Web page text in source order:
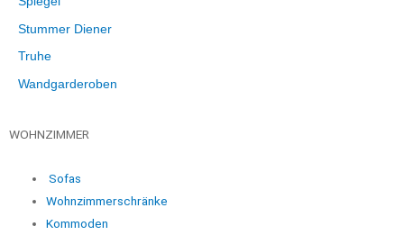
Stummer Diener
Truhe
Wandgarderoben
WOHNZIMMER
Sofas
Wohnzimmerschränke
Kommoden